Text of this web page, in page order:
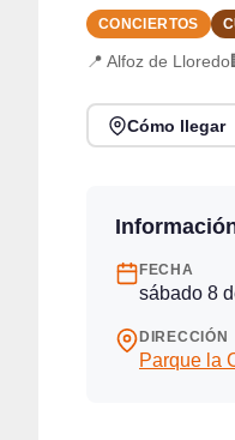
CONCIERTOS
📍 Alfoz de Lloredo
Cómo llegar
FECHA
sábado 8
DIRECCIÓN
Parque la